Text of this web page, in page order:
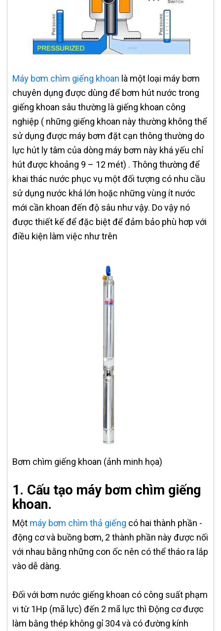
Máy bơm chìm giếng khoan là một loại máy bơm
chuyên dụng được dùng để bơm hút nước trong
giếng khoan sâu thường là giếng khoan công
nghiệp ( những giếng khoan này thường không thể
sử dụng được máy bơm đặt cạn thông thường do
lực hút ly tâm của dòng máy bơm này khá yếu chỉ
hút được khoảng 9 – 12 mét) . Thông thường để
khai thác nước phục vụ một đối tượng có nhu cầu
sử dụng nước khá lớn hoặc những vùng ít nước
mới cần khoan đến độ sâu như vậy. Do vậy nó
được thiết kế để đặc biệt để đảm bảo phù hơp với
điều kiện làm việc như trên
Bơm chìm giếng khoan (ảnh minh họa)
1. Cấu tạo máy bơm chìm giếng
khoan.
Một máy bơm chìm thả giếng có hai thành phần -
động cơ và buồng bơm, 2 thành phần này được nối
với nhau bằng những con ốc nên có thể tháo ra lắp
vào dễ dàng.
Đối với bơm nước giếng khoan có công suất phạm
vi từ 1Hp (mã lực) đến 2 mã lực thì Động cơ được
làm bằng thép không gỉ 304 và có đường kính